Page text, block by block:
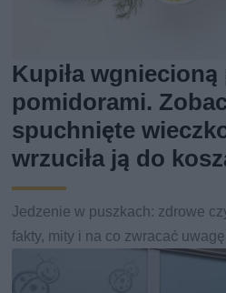
Kupiła wgniecioną
pomidorami.
spuchnięte
wrzuciła ją do
Jedzenie w puszkach: zdrowe
fakty, mity i na co zwracać